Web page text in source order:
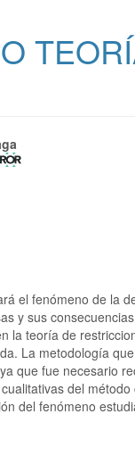
el fenómeno de la
y sus
la teoría de
La metodología
que fue necesario
del
del fenómeno